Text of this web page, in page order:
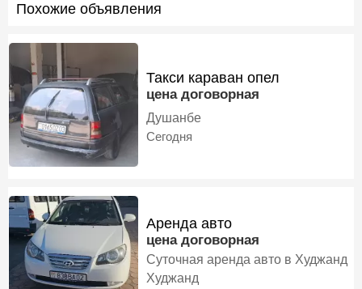
Похожие объявления
Такси караван опел
цена договорная
Душанбе
Сегодня
Аренда авто
цена договорная
Суточная аренда авто в Худжанд
Худжанд